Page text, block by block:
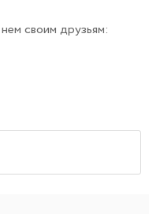
своим друзьям: